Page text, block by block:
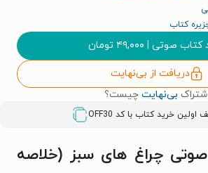
کتاب
کتاب صوتی | ۴۹,۰۰۰ تومان
دریافت از بی‌نهایت
بی‌نهایت چیست؟
OFF30
چراغ‌ های سبز (خلاصه